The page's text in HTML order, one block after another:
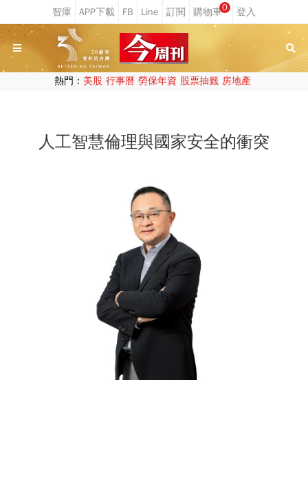
0
熱門： 美股 行事曆 勞保年資 股票抽籤 房地產
人工智慧倫理與國家安全的衝突